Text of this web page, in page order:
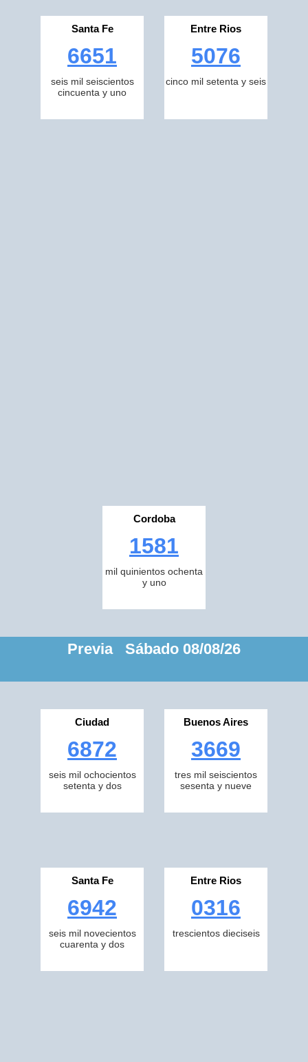
Santa Fe
6651
seis mil seiscientos
cincuenta y uno
Entre Rios
5076
cinco mil setenta y seis
Cordoba
1581
mil quinientos ochenta
y uno
Previa Sábado 08/08/26
Ciudad
6872
seis mil ochocientos
setenta y dos
Buenos Aires
3669
tres mil seiscientos
sesenta y nueve
Santa Fe
6942
seis mil novecientos
cuarenta y dos
Entre Rios
0316
trescientos dieciseis